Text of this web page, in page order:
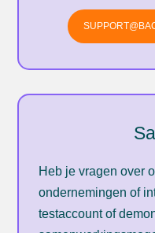
Heb je vragen over
ondernemingen of
testaccount of